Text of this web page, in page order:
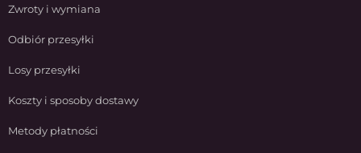
Zwroty i wymiana
Odbiór przesyłki
Losy przesyłki
Koszty i sposoby dostawy
Metody płatności